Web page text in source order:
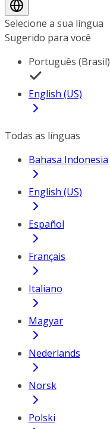
Selecione a sua língua
Sugerido para você
Português (Brasil)
English (US)
Todas as línguas
Bahasa Indonesia
English (US)
Español
Français
Italiano
Magyar
Nederlands
Norsk
Polski